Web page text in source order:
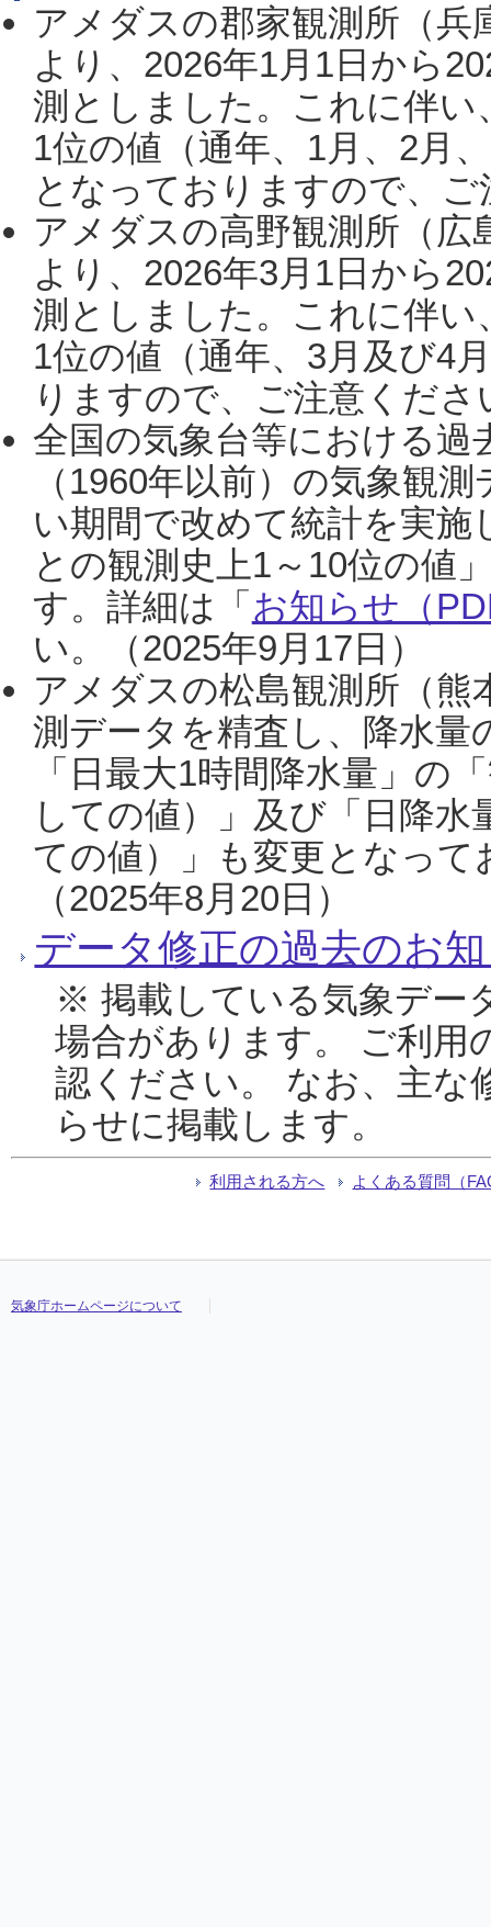
アメダスの郡家観測所（
より、2026年1月1日から
測としました。これに伴い
1位の値（通年、1月、2月
となっておりますので、
アメダスの高野観測所（
より、2026年3月1日から
測としました。これに伴い
1位の値（通年、3月及び4
りますので、ご注意くだ
全国の気象台等における過
（1960年以前）の気象観
い期間で改めて統計を実
との観測史上1～10位の値
す。詳細は「 お知らせ（
い。（2025年9月17日）
アメダスの松島観測所（熊
測データを精査し、降水
「日最大1時間降水量」の
しての値）」及び「日降
ての値）」も変更となっ
（2025年8月20日）
データ修正の過去のお
※ 掲載している気象デー
場合があります。 ご利用
認ください。 なお、主な
らせに掲載します。
利用される方へ よくある質問（
気象庁ホームページについて